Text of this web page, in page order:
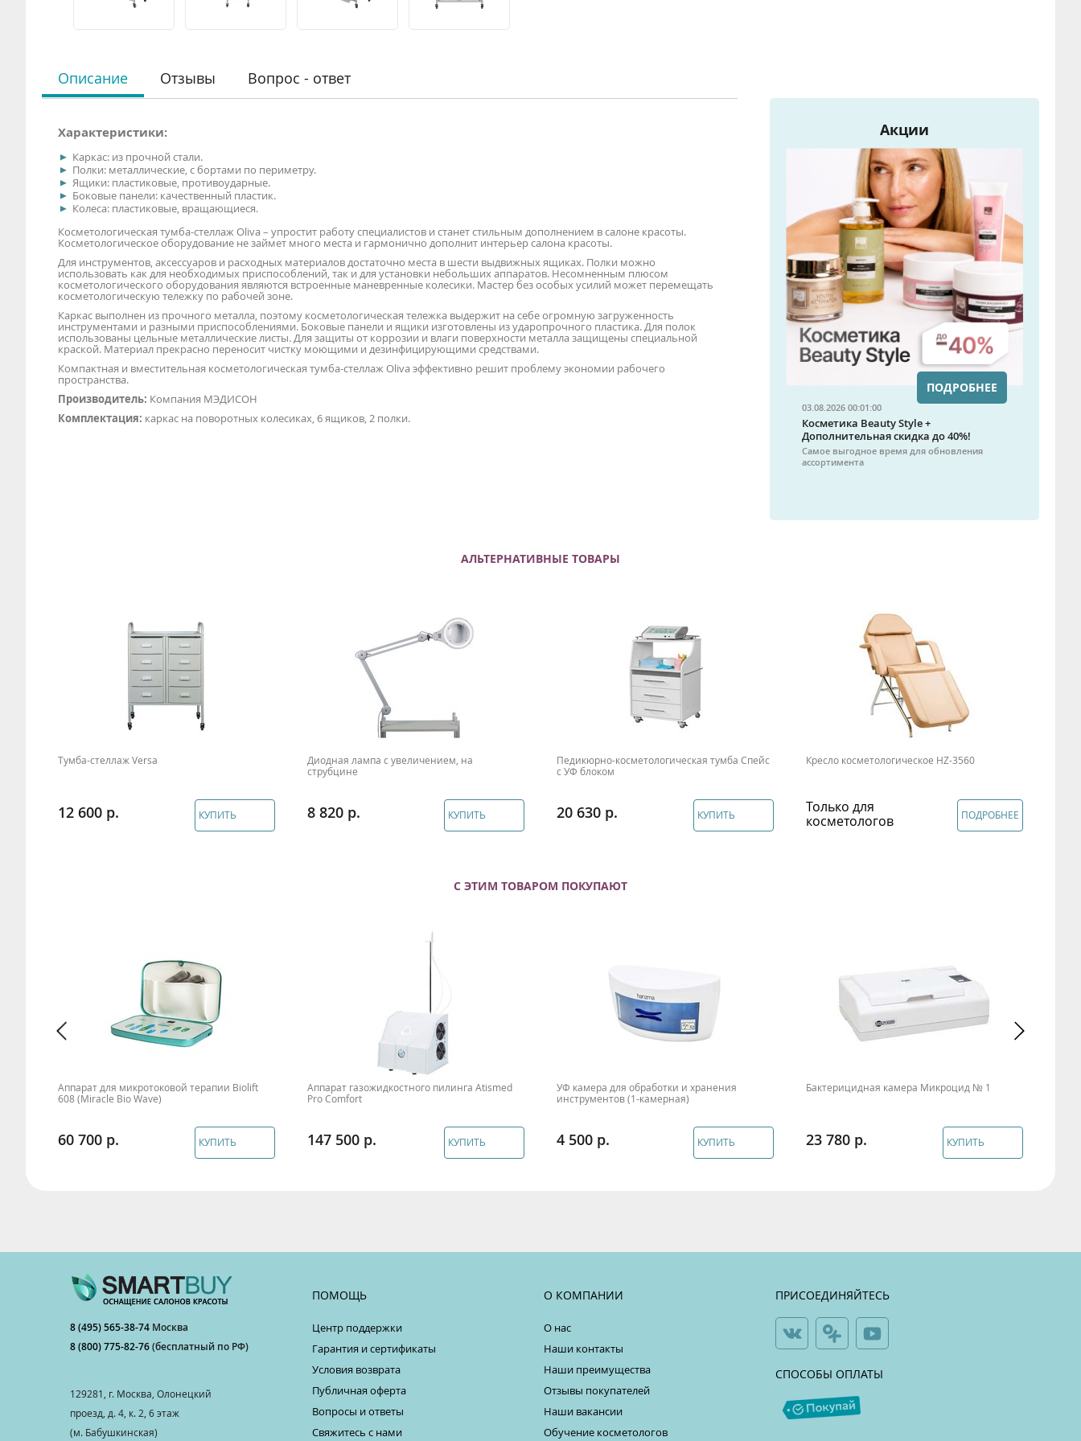
Описание
Характеристики:
Каркас: из прочной стали.
Полки: металлические, с бортами по периметру.
Ящики: пластиковые, противоударные.
Боковые панели: качественный пластик.
Колеса: пластиковые, вращающиеся.
Косметологическая тумба-стеллаж Oliva – упростит работу специалистов и станет стильным дополнением в салоне красоты.
Косметологическое оборудование не займет много места и гармонично дополнит интерьер салона красоты.
Для инструментов, аксессуаров и расходных материалов достаточно места в шести выдвижных ящиках. Полки можно
использовать как для необходимых приспособлений, так и для установки небольших аппаратов. Несомненным плюсом
косметологического оборудования являются встроенные маневренные колесики. Мастер без особых усилий может перемещать
косметологическую тележку по рабочей зоне.
Каркас выполнен из прочного металла, поэтому косметологическая тележка выдержит на себе огромную загруженность
инструментами и разными приспособлениями. Боковые панели и ящики изготовлены из ударопрочного пластика. Для полок
использованы цельные металлические листы. Для защиты от коррозии и влаги поверхности металла защищены специальной
краской. Материал прекрасно переносит чистку моющими и дезинфицирующими средствами.
Компактная и вместительная косметологическая тумба-стеллаж Oliva эффективно решит проблему экономии рабочего
пространства.
Производитель: Компания МЭДИСОН
Комплектация: каркас на поворотных колесиках, 6 ящиков, 2 полки.
Отзывы Вопрос - ответ
Акции
03.08.2026 00:01:00
Косметика Beauty Style +
Дополнительная скидка до 40%!
Самое выгодное время для обновления
ассортимента
ПОДРОБНЕЕ
АЛЬТЕРНАТИВНЫЕ ТОВАРЫ
Тумба-стеллаж Versa
12 600 КУПИТЬ
Диодная лампа с увеличением, на
струбцине
8 820 КУПИТЬ
Педикюрно-косметологическая тумба Спейс
с УФ блоком
20 630 КУПИТЬ
Кресло косметологическое HZ-3560
Только для
косметологов
ПОДРОБНЕЕ
С ЭТИМ ТОВАРОМ ПОКУПАЮТ
Аппарат для микротоковой терапии Biolift
608 (Miracle Bio Wave)
60 700 КУПИТЬ
Аппарат газожидкостного пилинга Atismed
Pro Comfort
147 500 КУПИТЬ
УФ камера для обработки и хранения
инструментов (1-камерная)
4 500 КУПИТЬ
Бактерицидная камера Микроцид № 1
23 780 КУПИТЬ
8 (495) 565-38-74 Москва
8 (800) 775-82-76(бесплатный по РФ)
129281, г. Москва, Олонецкий
проезд, д. 4, к. 2, 6 этаж
(м. Бабушкинская)
ПОМОЩЬ
Центр поддержки
Гарантия и сертификаты
Условия возврата
Публичная оферта
Вопросы и ответы
Свяжитесь с нами
О КОМПАНИИ
О нас
Наши контакты
Наши преимущества
Отзывы покупателей
Наши вакансии
Обучение косметологов
ПРИСОЕДИНЯЙТЕСЬ
СПОСОБЫ ОПЛАТЫ